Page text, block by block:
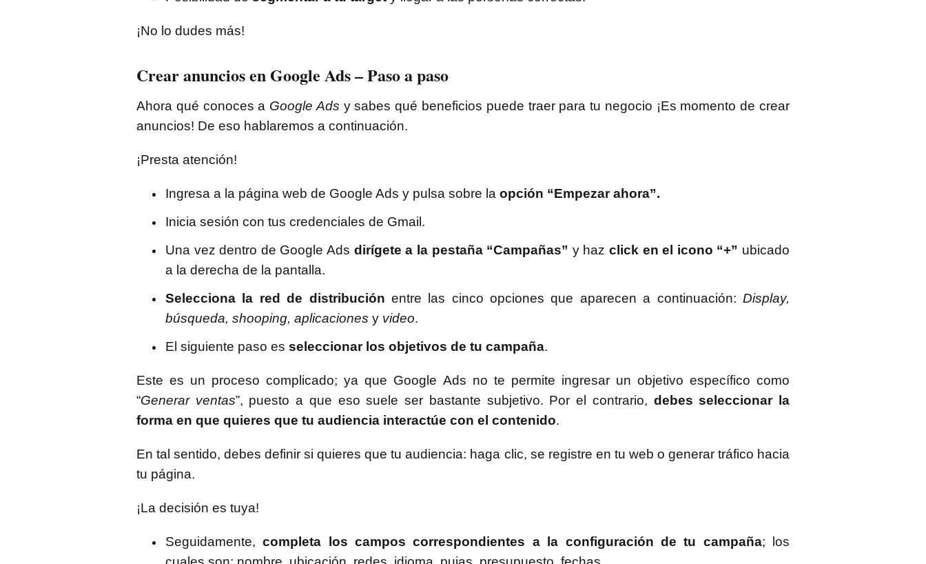
¡No lo dudes más!
Crear anuncios en Google Ads – Paso a paso
Ahora qué conoces a Google Ads y sabes qué beneficios puede traer para tu negocio ¡Es momento de crear
anuncios! De eso hablaremos a continuación.
¡Presta atención!
Ingresa a la página web de Google Ads y pulsa sobre la opción “Empezar ahora”.
Inicia sesión con tus credenciales de Gmail.
Una vez dentro de Google Ads dirígete a la pestaña “Campañas” y haz click en el icono “+” ubicado
a la derecha de la pantalla.
Selecciona la red de distribución entre las cinco opciones que aparecen a continuación:Display,
búsqueda, shooping, aplicaciones y video.
El siguiente paso es seleccionar los objetivos de tu campaña.
Este es un proceso complicado; ya que Google Ads no te permite ingresar un objetivo específico como
“Generar ventas”, puesto a que eso suele ser bastante subjetivo. Por el contrario, debes seleccionar la
forma en que quieres que tu audiencia interactúe con el contenido.
En tal sentido, debes definir si quieres que tu audiencia: haga clic, se registre en tu web o generar tráfico hacia
tu página.
¡La decisión es tuya!
Seguidamente,completa los campos correspondientes a la configuración de tu campaña; los